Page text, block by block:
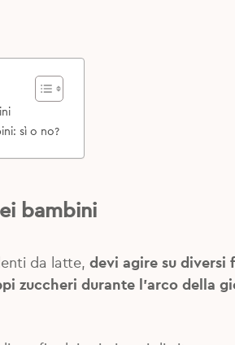
sì o no?
bambini
da latte, devi agire su diversi
zuccheri durante l’arco della